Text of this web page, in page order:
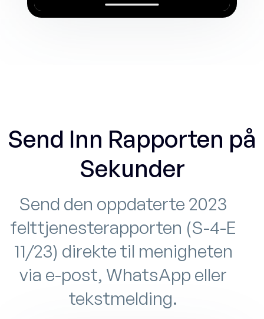
Send Inn Rapporten på
Sekunder
Send den oppdaterte 2023
felttjenesterapporten (S-4-E
11/23) direkte til menigheten
via e-post, WhatsApp eller
tekstmelding.